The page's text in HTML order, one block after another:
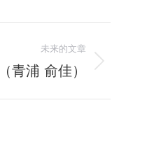
未来的文章
青浦 俞佳）